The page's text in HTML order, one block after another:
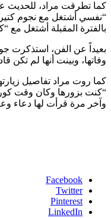
كما تطرقت مراد، للحديث
“نفسي أشتغل مع نجوم
بالفترة المقبلة أشتغل مع
بعيداً عن الفن، استذكرت
وفاتها، وبينت أنها لم تكن
كما روت مراد تفاصيل
“كنت بزورها وكان وقت
وآخر مرة قرأت لها دعاء
Facebook
Twitter
Pinterest
LinkedIn